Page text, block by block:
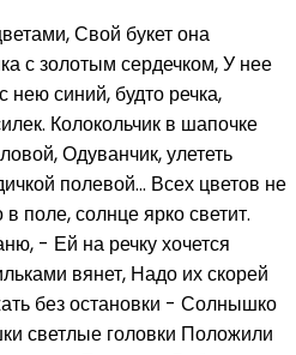
Свой букет она
с золотым сердечком, У нее
нею синий, будто речка,
Колокольчик в шапочке
Одуванчик, улететь
полевой... Всех цветов не
поле, солнце ярко светит.
- Ей на речку хочется
вянет, Надо их скорей
без остановки - Солнышко
светлые головки Положили